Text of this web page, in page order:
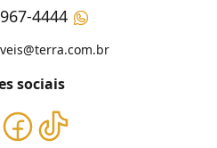
4444
sociais